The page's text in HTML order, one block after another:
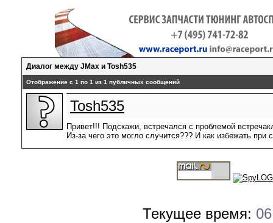
Диалог между JMax и Tosh535
Отображение с 1 по 1 из 1 публичных сообщений
Tosh535
Привет!!! Подскажи, встречался с проблемой
Из-за чего это могло случится??? И как избежать при
Текущее время: